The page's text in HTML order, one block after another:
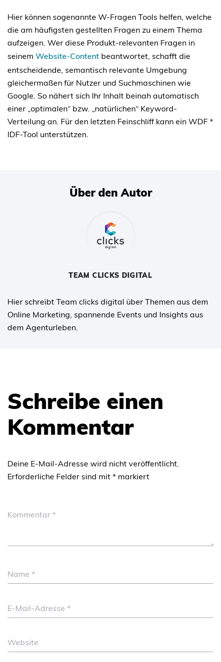
Hier können sogenannte W-Fragen Tools helfen, welche
die am häufigsten gestellten Fragen zu einem Thema
aufzeigen. Wer diese Produkt-relevanten Fragen in
seinem Website-Content beantwortet, schafft die
entscheidende, semantisch relevante Umgebung
gleichermaßen für Nutzer und Suchmaschinen wie
Google. So nähert sich Ihr Inhalt beinah automatisch
einer „optimalen“ bzw. „natürlichen“ Keyword-
Verteilung an. Für den letzten Feinschliff kann ein WDF *
IDF-Tool unterstützen.
Über den Autor
TEAM CLICKS DIGITAL
Hier schreibt Team clicks digital über Themen aus dem
Online Marketing, spannende Events und Insights aus
dem Agenturleben.
Schreibe einen
Kommentar
Deine E-Mail-Adresse wird nicht veröffentlicht.
Erforderliche Felder sind mit * markiert
Kommentar *
Name *
E-Mail-Adresse *
Website